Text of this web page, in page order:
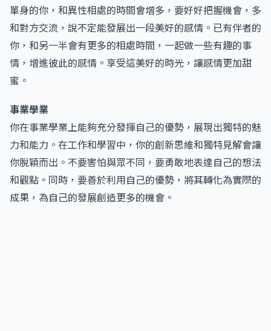
單身的你，和異性相處的時間會增多，要好好把握機會，多
和對方交流，說不定能發展出一段美好的感情。已有伴者的
你，和另一半會有更多的相處時間，一起做一些有趣的事
情，增進彼此的感情。享受這美好的時光，讓感情更加甜
蜜。
事業學業
你在事業學業上能夠充分發揮自己的優勢，展現出獨特的魅
力和能力。在工作和學習中，你的創新思維和獨特見解會讓
你脫穎而出。不要害怕與眾不同，要勇敢地表達自己的想法
和觀點。同時，要善於利用自己的優勢，將其轉化為實際的
成果，為自己的發展創造更多的機會。